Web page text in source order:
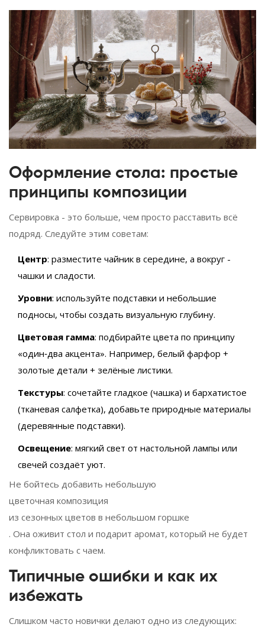
Оформление стола: простые
принципы композиции
Сервировка - это больше, чем просто расставить всё
подряд. Следуйте этим советам:
Центр: разместите чайник в середине, а вокруг -
чашки и сладости.
Уровни: используйте подставки и небольшие
подносы, чтобы создать визуальную глубину.
Цветовая гамма: подбирайте цвета по принципу
«один‑два акцента». Например, белый фарфор +
золотые детали + зелёные листики.
Текстуры: сочетайте гладкое (чашка) и бархатистое
(тканевая салфетка), добавьте природные материалы
(деревянные подставки).
Освещение: мягкий свет от настольной лампы или
свечей создаёт уют.
Не бойтесь добавить небольшую
цветочная композиция
из сезонных цветов в небольшом горшке
. Она оживит стол и подарит аромат, который не будет
конфликтовать с чаем.
Типичные ошибки и как их
избежать
Слишком часто новички делают одно из следующих: